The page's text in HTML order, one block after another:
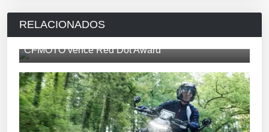
RELACIONADOS
CFMOTO vence Red Dot Award